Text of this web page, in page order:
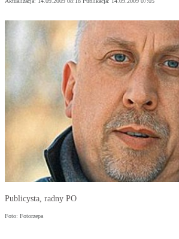
Publicysta, radny PO
Foto: Fotorzepa